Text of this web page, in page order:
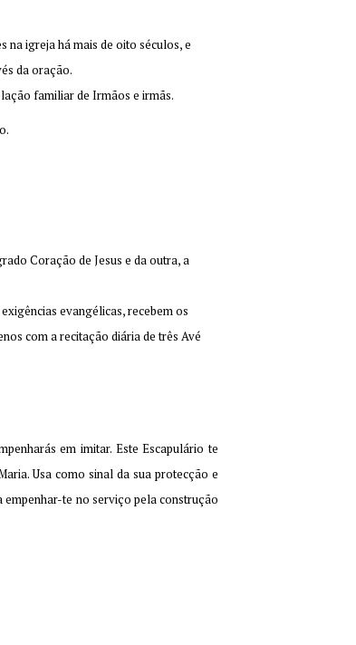
igreja há mais de oito séculos, e
da oração.
familiar de Irmãos e irmãs.
Coração de Jesus e da outra, a
evangélicas, recebem os
com a recitação diária de três Avé
em imitar. Este Escapulário te
Usa como sinal da sua protecção e
te no serviço pela construção